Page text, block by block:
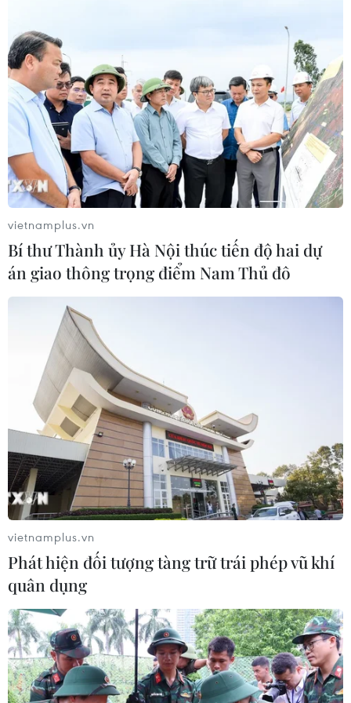
Mãn nhãn màn trình diễn
trong đêm chung kết Lễ hội Pháo
hoa Quốc tế Đà Nẵng
11/07/2026 15:23
Xem thêm
CƠ QUAN CHỦ QUẢN: THÔNG TẤN XÃ VIỆT NAM
Tổng Biên tập: TRẦN TIẾN DUẨN
Phó Tổng Biên tập: NGUYỄN THỊ TÁM, KHÚC THANH
THỦY
Sở hữu trí tuệ
Quy định sử dụng
RSS
Hỗ trợ
Ngôn ngữ
TTXVN
Dịch vụ tin
Quảng cáo
Liên hệ
Giấy phép số: 1374/GP-BTTTT do Bộ Thông tin và Truyền thông
cấp ngày 11/9/2008.
Quảng cáo: Phó TBT Nguyễn Thị Tám: 093.5958688, Email:
tamvna@gmail.com
vietnamplus.vn
Bí thư Thành ủy Hà Nội thúc tiến độ hai dự
án giao thông trọng điểm Nam Thủ đô
vietnamplus.vn
Phát hiện đối tượng tàng trữ trái phép vũ khí
quân dụng